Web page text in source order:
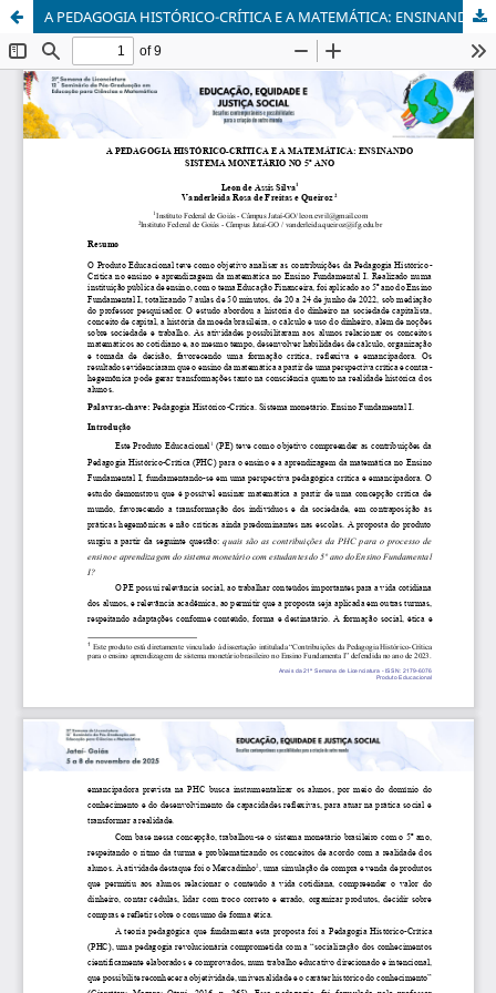
A PEDAGOGIA HISTÓRICO-CRÍTICA E A MATEMÁTICA: ENSINANDO SISTEMA MONETÁRIO NO 5º ANO